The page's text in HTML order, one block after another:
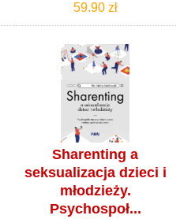
59.90 zł
Sharenting a
seksualizacja dzieci i
młodzieży.
Psychospoł...